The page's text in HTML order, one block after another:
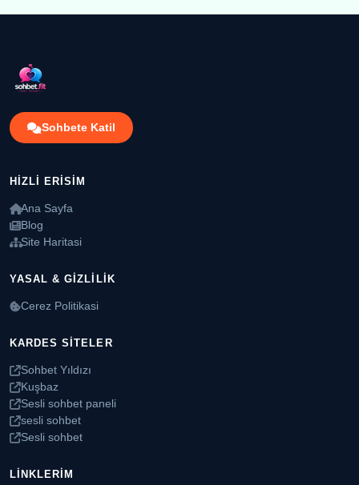
Sohbete Katil
HIZLI ERISIM
Ana Sayfa
Blog
Site Haritasi
YASAL & GIZLILIK
Cerez Politikasi
KARDES SITELER
Sohbet Yıldızı
Kuşbaz
Sesli sohbet paneli
sesli sohbet
Sesli sohbet
LINKLERIM